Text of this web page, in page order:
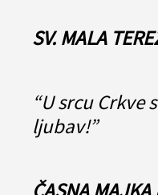
SV. MALA
“U srcu Crkve
ljubav!”